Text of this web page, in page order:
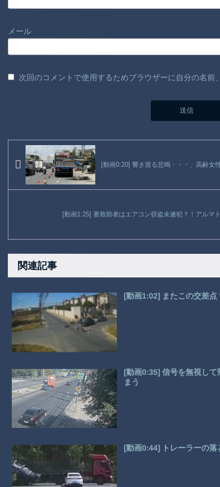
メール
次回のコメントで使用するためブラウザーに自分の名
[動画0:20] 響き渡る悲鳴・・・、高齢女
[動画1:25] 要救助者はエアコン窃盗未遂犯？！アルマ
関連記事
[動画1:02] またこの交差
[動画0:35] 信号を無視し
まう
[動画0:44] トレーラーの